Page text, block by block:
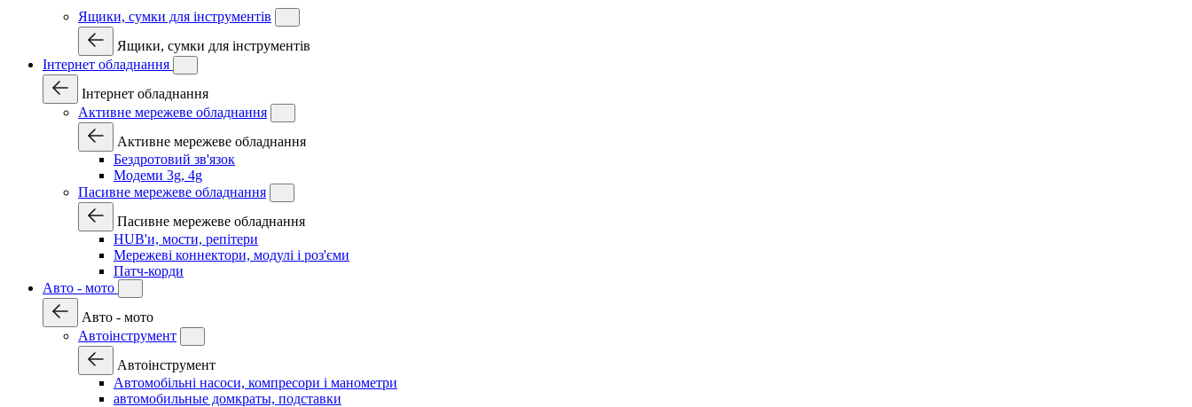
Ящики, сумки для інструментів
Ящики, сумки для інструментів
Інтернет обладнання
Інтернет обладнання
Активне мережеве обладнання
Активне мережеве обладнання
Бездротовий зв'язок
Модеми 3g, 4g
Пасивне мережеве обладнання
Пасивне мережеве обладнання
HUB'и, мости, репітери
Мережеві коннектори, модулі і роз'єми
Патч-корди
Авто - мото
Авто - мото
Автоінструмент
Автоінструмент
Автомобільні насоси, компресори і манометри
автомобильные домкраты, подставки